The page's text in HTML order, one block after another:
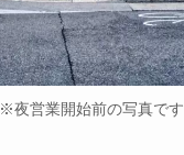
※夜営業開始前の写真です